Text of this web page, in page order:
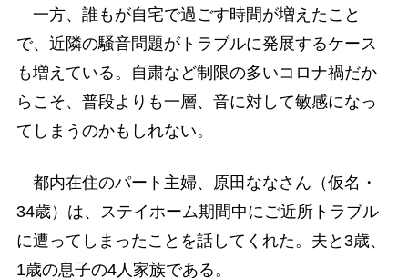
一方、誰もが自宅で過ごす時間が増えたこと
で、近隣の騒音問題がトラブルに発展するケース
も増えている。自粛など制限の多いコロナ禍だか
らこそ、普段よりも一層、音に対して敏感になっ
てしまうのかもしれない。
都内在住のパート主婦、原田ななさん（仮名・
34歳）は、ステイホーム期間中にご近所トラブル
に遭ってしまったことを話してくれた。夫と3歳、
1歳の息子の4人家族である。